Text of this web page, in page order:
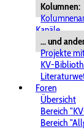
Kolumnen:
Kanäle
... und
Projekte
KV-
Foren
Übersicht
Bereich
Bereich